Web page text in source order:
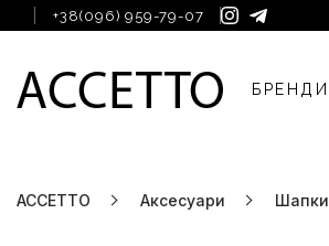
+38(096) 959-79-07
БРЕНДИ
ACCETTO Аксесуари Шапки